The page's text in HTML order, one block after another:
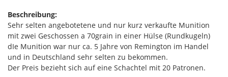
Beschreibung:
Sehr selten angebotetene und nur kurz verkaufte Munition
mit zwei Geschossen a 70grain in einer Hülse (Rundkugeln)
dIe Munition war nur ca. 5 Jahre von Remington im Handel
und in Deutschland sehr selten zu bekommen.
Der Preis bezieht sich auf eine Schachtel mit 20 Patronen.